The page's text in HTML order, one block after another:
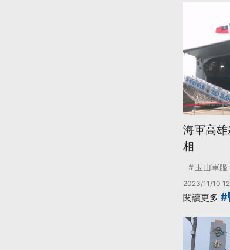
海軍高
相
玉山軍艦
2023/11/10
閱讀更多 #